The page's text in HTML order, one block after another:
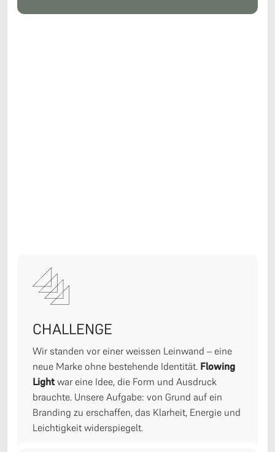
CHALLENGE
Wir standen vor einer weissen Leinwand – eine
neue Marke ohne bestehende Identität. Flowing
Lightwar eine Idee, die Form und Ausdruck
brauchte. Unsere Aufgabe: von Grund auf ein
Branding zu erschaffen, das Klarheit, Energie und
Leichtigkeit widerspiegelt.